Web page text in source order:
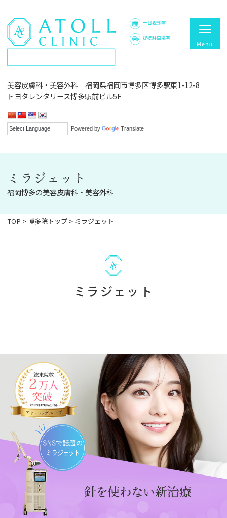
Powered by Translate
土日祝診療
提携駐車場有
美容皮膚科・美容外科 福岡県福岡市博多区博多駅東1-12-8
トヨタレンタリース博多駅前ビル5F
ミラジェット
福岡博多の美容皮膚科・美容外科
TOP >博多院トップ > ミラジェット
ミラジェット